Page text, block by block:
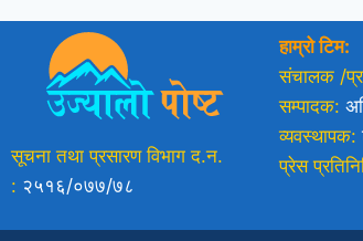
सूचना तथा प्रसारण विभाग द.न.
: २५१६/०७७/७८
हाम्रो टिम:
संचालक /
सम्पादक:
व्यवस्थापक:
प्रेस